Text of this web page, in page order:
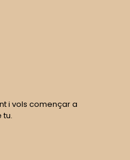
i vols començar a
tu.